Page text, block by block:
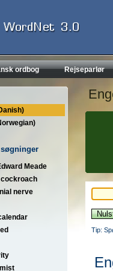
ordbog Rejseparlør
Meade
nerve
Tip: